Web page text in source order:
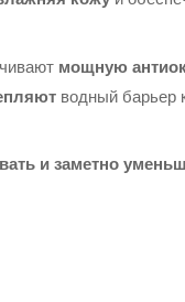
мощную
водный барьер
и заметно